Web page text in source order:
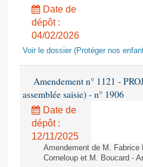
Date de
dépôt :
04/02/2026
Voir le dossier (Protéger nos
Amendement n° 1121 -
assemblée saisie) - n° 1906
Date de
dépôt :
12/11/2025
Amendement de M.
Corneloup et M. Boucard -